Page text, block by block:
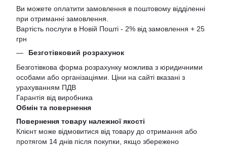
Ви можете оплатити замовлення в поштовому відділенні
при отриманні замовлення.
Вартість послуги в Новій Пошті - 2% від замовлення + 25
грн
Безготівковий розрахунок
Безготівкова форма розрахунку можлива з юридичними
особами або організаціями. Ціни на сайті вказані з
урахуванням ПДВ
Гарантія від виробника
Обмін та повернення
Повернення товару належної якості
Клієнт може відмовитися від товару до отримання або
протягом 14 днів після покупки, якщо збережено